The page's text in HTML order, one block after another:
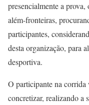
presencialmente a
além-fronteiras,
participantes,
desta organização, para
desportiva.
O participante na corrida
concretizar, realizando a